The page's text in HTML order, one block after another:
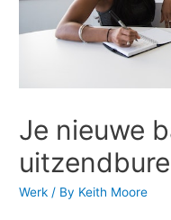
Je nieuwe
Werk / By Keith Moore